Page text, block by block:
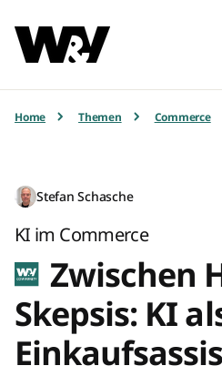
Home Themen Commerce
Stefan Schasche
KI im Commerce
Zwischen
Skepsis: KI